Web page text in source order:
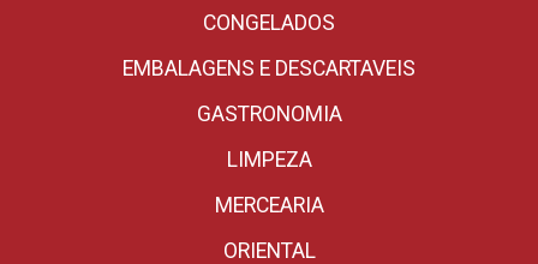
CONGELADOS
EMBALAGENS E DESCARTAVEIS
GASTRONOMIA
LIMPEZA
MERCEARIA
ORIENTAL